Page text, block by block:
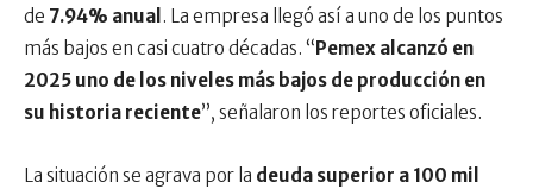
de 7.94% anual . La empresa llegó así a uno de los puntos
más bajos en casi cuatro décadas. “ Pemex alcanzó en
2025 uno de los niveles más bajos de producción en
su historia reciente”, señalaron los reportes oficiales.
La situación se agrava por la deuda superior a 100 mil